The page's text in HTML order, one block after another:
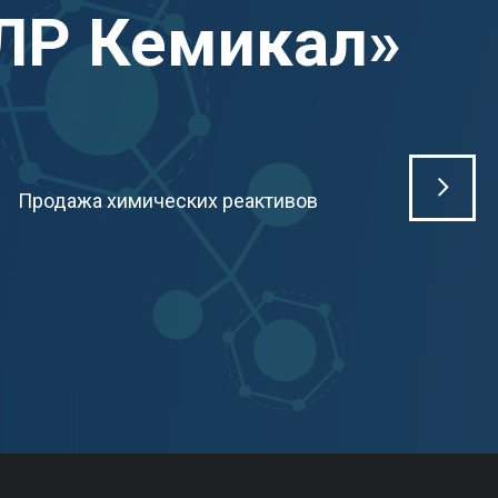
Кемикал»
Продажа химических реактивов